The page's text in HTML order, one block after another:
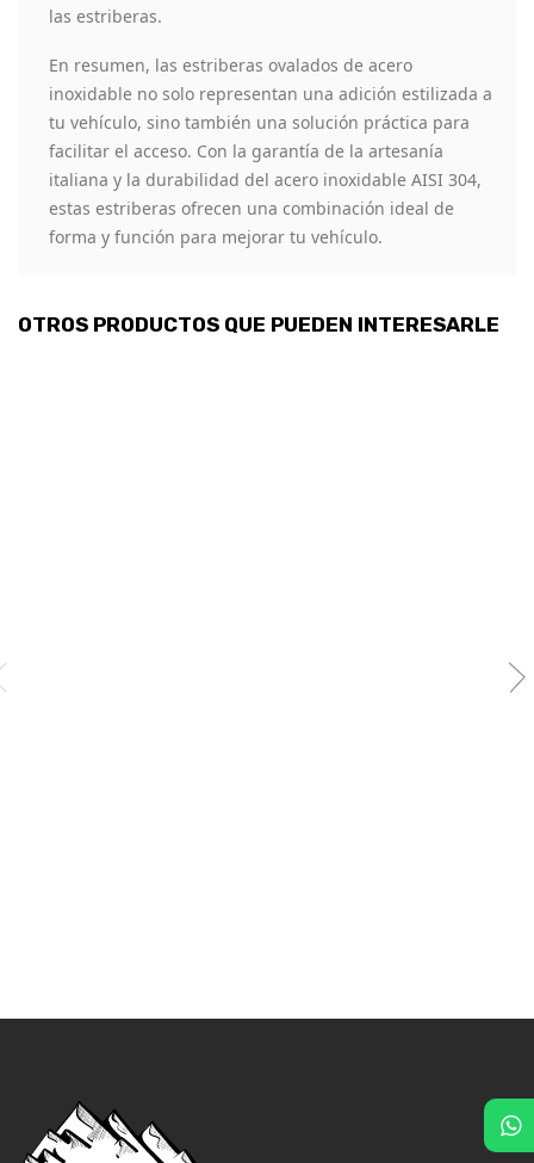
las estriberas.
En resumen, las estriberas ovalados de acero
inoxidable no solo representan una adición estilizada a
tu vehículo, sino también una solución práctica para
facilitar el acceso. Con la garantía de la artesanía
italiana y la durabilidad del acero inoxidable AISI 304,
estas estriberas ofrecen una combinación ideal de
forma y función para mejorar tu vehículo.
OTROS PRODUCTOS QUE PUEDEN INTERESARLE